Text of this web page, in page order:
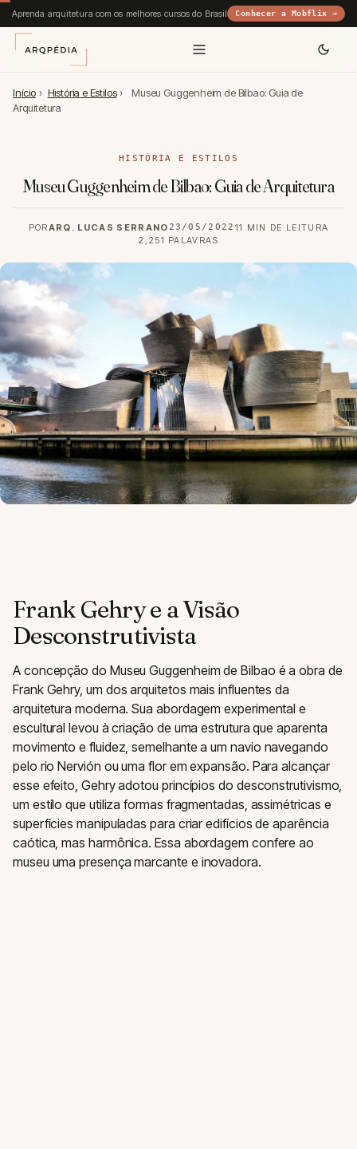
Aprenda arquitetura com os melhores cursos do Brasil Conhecer a Mobflix →
Início › História e Estilos ›
Museu Guggenheim de Bilbao: Guia de
Arquitetura
HISTÓRIA E ESTILOS
Museu Guggenheim de Bilbao: Guia de Arquitetura
PORARQ. LUCAS SERRANO23/05/2022 11 MIN DE LEITURA
2,251 PALAVRAS
Frank Gehry e a Visão
Desconstrutivista
A concepção do Museu Guggenheim de Bilbao é a obra de
Frank Gehry, um dos arquitetos mais influentes da
arquitetura moderna. Sua abordagem experimental e
escultural levou à criação de uma estrutura que aparenta
movimento e fluidez, semelhante a um navio navegando
pelo rio Nervión ou uma flor em expansão. Para alcançar
esse efeito, Gehry adotou princípios do desconstrutivismo,
um estilo que utiliza formas fragmentadas, assimétricas e
superfícies manipuladas para criar edifícios de aparência
caótica, mas harmônica. Essa abordagem confere ao
museu uma presença marcante e inovadora.